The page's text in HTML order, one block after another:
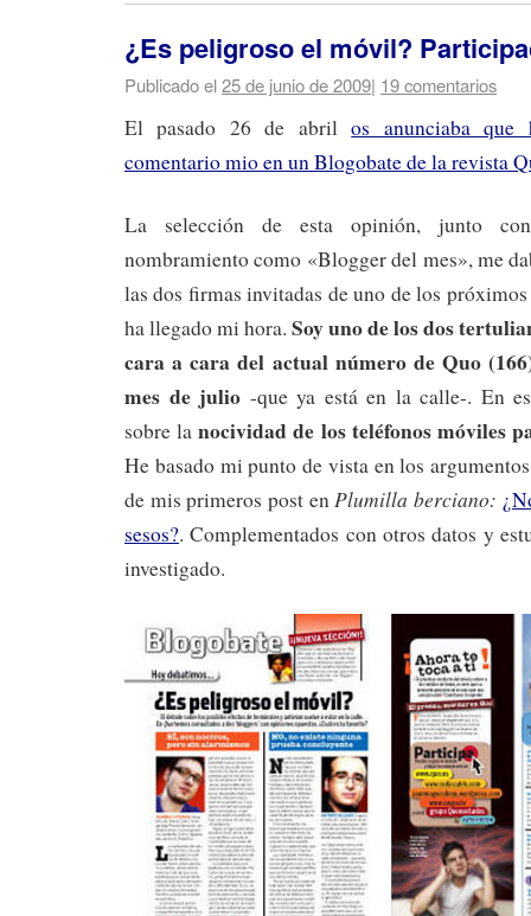
¿Es peligroso el móvil?
Publicado el25 de junio de 2009| 19 comentarios
El pasado 26 de abrilos anunciaba que
comentario mio en un Blogobate de la revista
La selección de esta opinión, junto con
nombramiento como «Blogger del mes», me
las dos firmas invitadas de uno de los próximos
ha llegado mi hora.Soy uno de los dos
cara a cara del actual número de Quo
mes de julio -que ya está en la calle-. En
sobre lanocividad de los teléfonos móviles
He basado mi punto de vista en los
de mis primeros post enPlumilla berciano:
sesos?. Complementados con otros datos y
investigado.